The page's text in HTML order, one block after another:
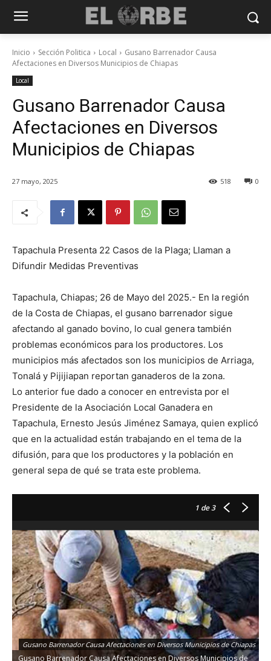
Inicio Sección Politica Local
Gusano Barrenador Causa
Afectaciones en Diversos Municipios de Chiapas
Local
Gusano Barrenador Causa
Afectaciones en Diversos
Municipios de Chiapas
27 mayo, 2025 0
518
Tapachula Presenta 22 Casos de la Plaga; Llaman a
Difundir Medidas Preventivas
Tapachula, Chiapas; 26 de Mayo del 2025.- En la región
de la Costa de Chiapas, el gusano barrenador sigue
afectando al ganado bovino, lo cual genera también
problemas económicos para los productores. Los
municipios más afectados son los municipios de Arriaga,
Tonalá y Pijijiapan reportan ganaderos de la zona.
Lo anterior fue dado a conocer en entrevista por el
Presidente de la Asociación Local Ganadera en
Tapachula, Ernesto Jesús Jiménez Samaya, quien explicó
que en la actualidad están trabajando en el tema de la
difusión, para que los productores y la población en
general sepa de qué se trata este problema.
1 de 3
Gusano Barrenador Causa Afectaciones en Diversos Municipios de Chiapas
Gusano Barrenador Causa Afectaciones en Diversos Municipios de